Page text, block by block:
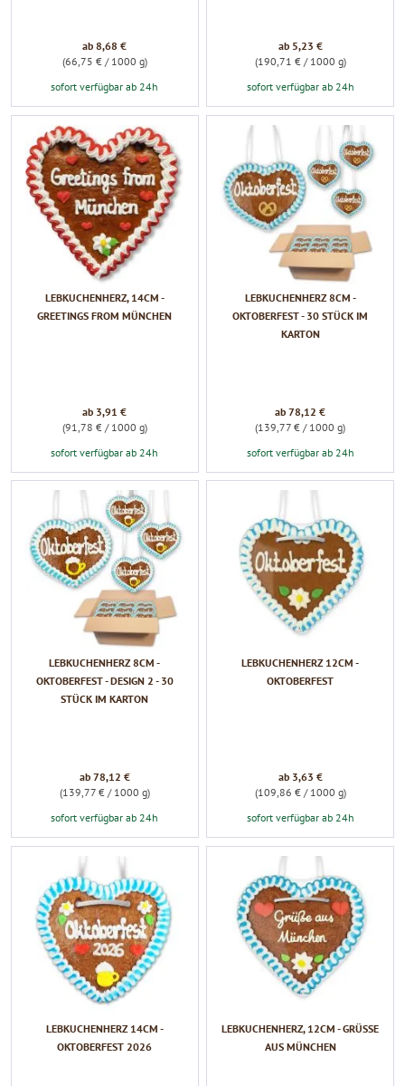
ab 8,68 €
(66,75 € / 1000 g)
sofort verfügbar ab 24h
ab 5,23 €
(190,71 € / 1000 g)
sofort verfügbar ab 24h
LEBKUCHENHERZ, 14CM -
GREETINGS FROM MÜNCHEN
ab 3,91 €
(91,78 € / 1000 g)
sofort verfügbar ab 24h
LEBKUCHENHERZ 8CM -
OKTOBERFEST - 30 STÜCK IM
KARTON
ab 78,12 €
(139,77 € / 1000 g)
sofort verfügbar ab 24h
LEBKUCHENHERZ 8CM -
OKTOBERFEST - DESIGN 2 - 30
STÜCK IM KARTON
ab 78,12 €
(139,77 € / 1000 g)
sofort verfügbar ab 24h
LEBKUCHENHERZ 12CM -
OKTOBERFEST
ab 3,63 €
(109,86 € / 1000 g)
sofort verfügbar ab 24h
LEBKUCHENHERZ 14CM -
OKTOBERFEST 2026
LEBKUCHENHERZ, 12CM - GRÜSSE A
US MÜNCHEN